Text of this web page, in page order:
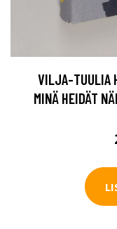
VILJA-TUULIA
MINÄ HEIDÄT